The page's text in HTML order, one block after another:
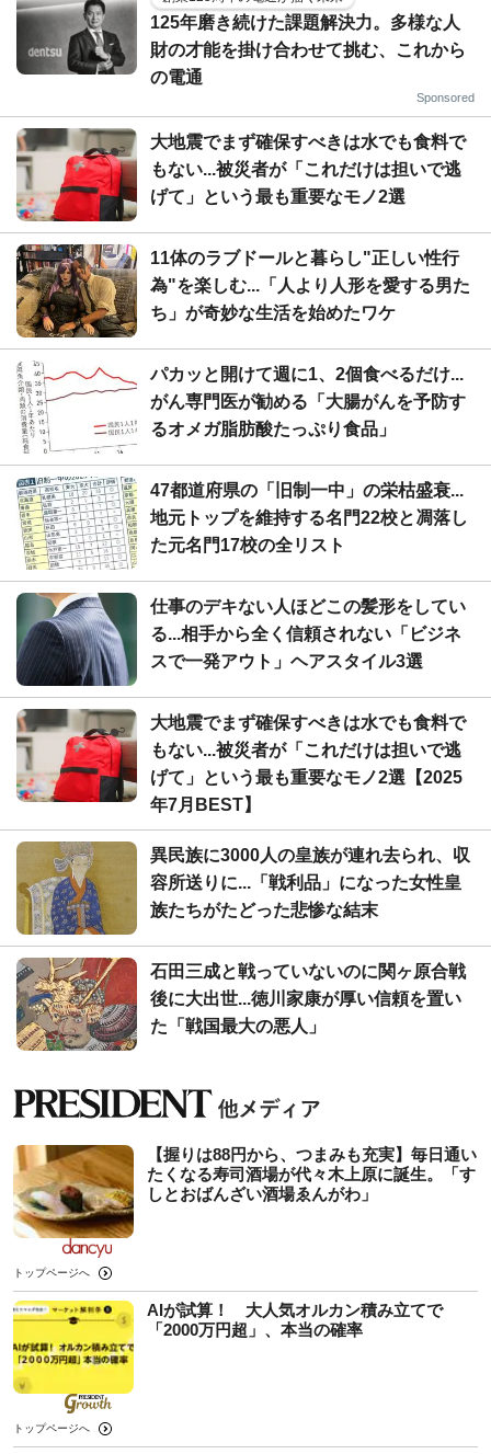
125年磨き続けた課題解決力。多様な人
財の才能を掛け合わせて挑む、これから
の電通
Sponsored
大地震でまず確保すべきは水でも食料で
もない...被災者が「これだけは担いで逃
げて」という最も重要なモノ2選
11体のラブドールと暮らし"正しい性行
為"を楽しむ...「人より人形を愛する男た
ち」が奇妙な生活を始めたワケ
パカッと開けて週に1、2個食べるだけ...
がん専門医が勧める「大腸がんを予防す
るオメガ脂肪酸たっぷり食品」
47都道府県の「旧制一中」の栄枯盛衰...
地元トップを維持する名門22校と凋落し
た元名門17校の全リスト
仕事のデキない人ほどこの髪形をしてい
る...相手から全く信頼されない「ビジネ
スで一発アウト」ヘアスタイル3選
大地震でまず確保すべきは水でも食料で
もない...被災者が「これだけは担いで逃
げて」という最も重要なモノ2選【2025
年7月BEST】
異民族に3000人の皇族が連れ去られ、収
容所送りに...「戦利品」になった女性皇
族たちがたどった悲惨な結末
石田三成と戦っていないのに関ヶ原合戦
後に大出世...徳川家康が厚い信頼を置い
た「戦国最大の悪人」
【握りは88円から、つまみも充実】毎日通い
たくなる寿司酒場が代々木上原に誕生。「す
しとおばんざい酒場ゑんがわ」
トップページへ
AIが試算！ 大人気オルカン積み立てで
「2000万円超」、本当の確率
トップページへ